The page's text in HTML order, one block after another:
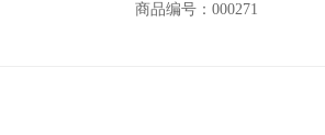
商品编号：000271